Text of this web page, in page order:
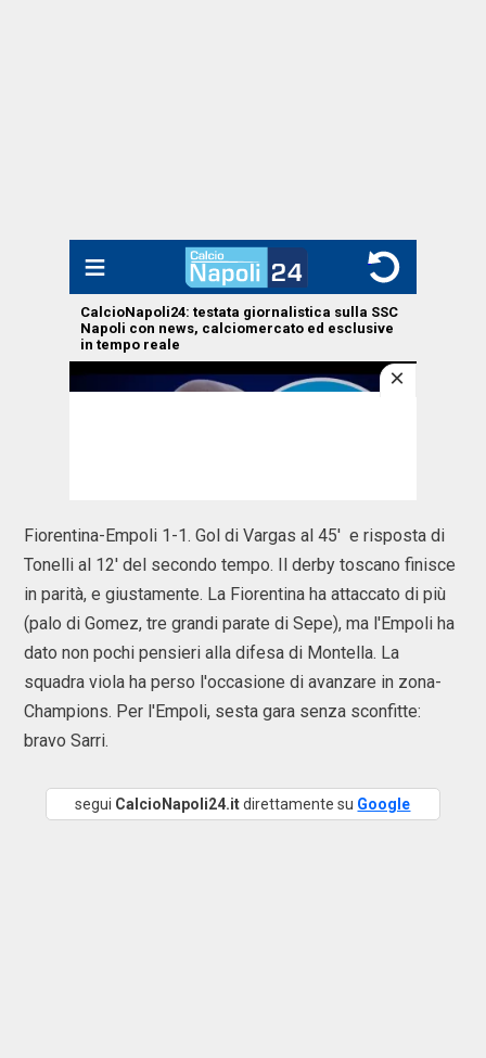
Fiorentina-Empoli 1-1. Gol di Vargas al 45' e risposta di
Tonelli al 12' del secondo tempo. Il derby toscano finisce
in parità, e giustamente. La Fiorentina ha attaccato di più
(palo di Gomez, tre grandi parate di Sepe), ma l'Empoli ha
dato non pochi pensieri alla difesa di Montella. La
squadra viola ha perso l'occasione di avanzare in zona-
Champions. Per l'Empoli, sesta gara senza sconfitte:
bravo Sarri.
segui CalcioNapoli24.itdirettamente su Google